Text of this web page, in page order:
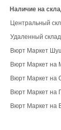
Наличие на
Центральный
Удаленный склад
Вюрт Маркет
Вюрт Маркет на
Вюрт Маркет на
Вюрт Маркет на
Вюрт Маркет на